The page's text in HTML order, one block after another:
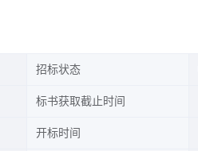
招标状态
标书获取截止时间
开标时间